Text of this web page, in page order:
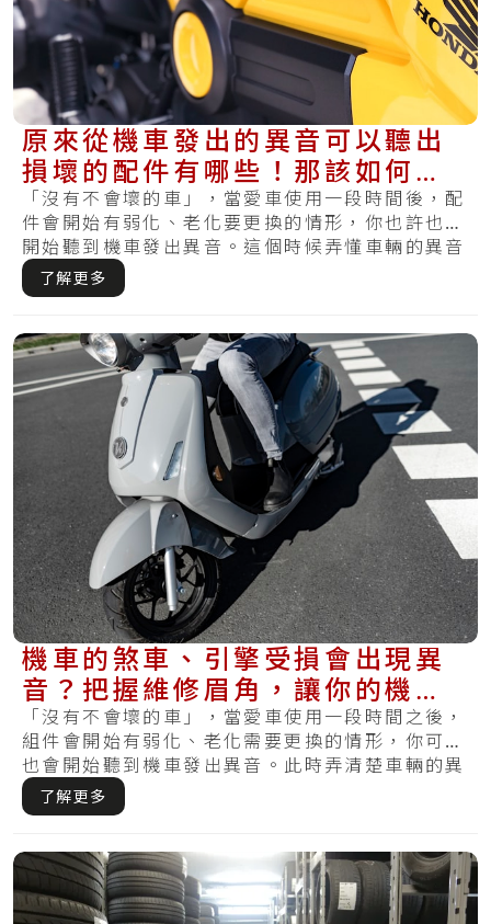
原來從機車發出的異音可以聽出
損壞的配件有哪些！那該如何維
修讓它不再出聲呢？
「沒有不會壞的車」，當愛車使用一段時間後，配
件會開始有弱化、老化要更換的情形，你也許也會
開始聽到機車發出異音。這個時候弄懂車輛的異音
就十.....
了解更多
機車的煞車、引擎受損會出現異
音？把握維修眉角，讓你的機車
不會又發出怪聲
「沒有不會壞的車」，當愛車使用一段時間之後，
組件會開始有弱化、老化需要更換的情形，你可能
也會開始聽到機車發出異音。此時弄清楚車輛的異
音就.....
了解更多